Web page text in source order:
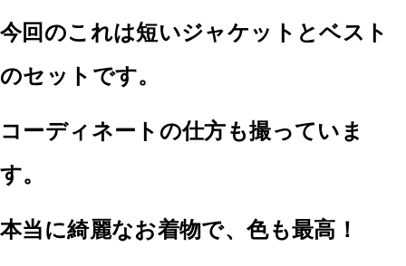
今回のこれは短いジャケットとベスト
のセットです。
コーディネートの仕方も撮っていま
す。
本当に綺麗なお着物で、色も最高！